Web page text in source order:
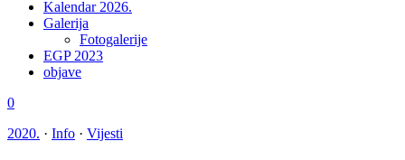
Kalendar 2026.
Galerija
Fotogalerije
EGP 2023
objave
0
2020. · Info · Vijesti